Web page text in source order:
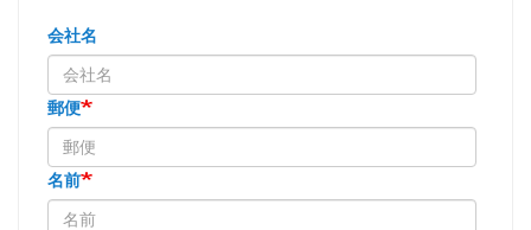
会社名
郵便
名前